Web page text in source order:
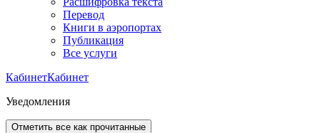
Перевод
Книги в аэропортах
Публикация
Все услуги
КабинетКабинет
Уведомления
Отметить все как прочитанные